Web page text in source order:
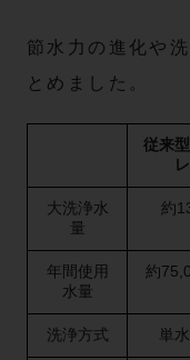
節水力の進化や
とめました。
従来
レ
大洗浄水
量
約
年間使用
水量
約
洗浄方式 単